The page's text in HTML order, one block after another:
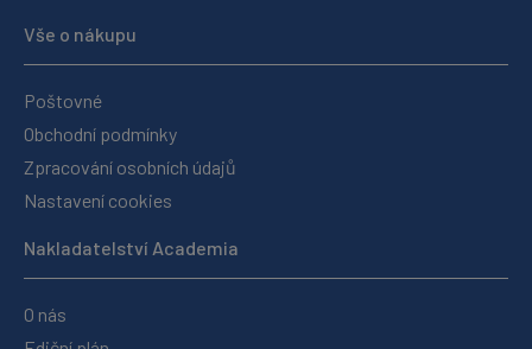
Vše o nákupu
Poštovné
Obchodní podmínky
Zpracování osobních údajů
Nastavení cookies
Nakladatelství Academia
O nás